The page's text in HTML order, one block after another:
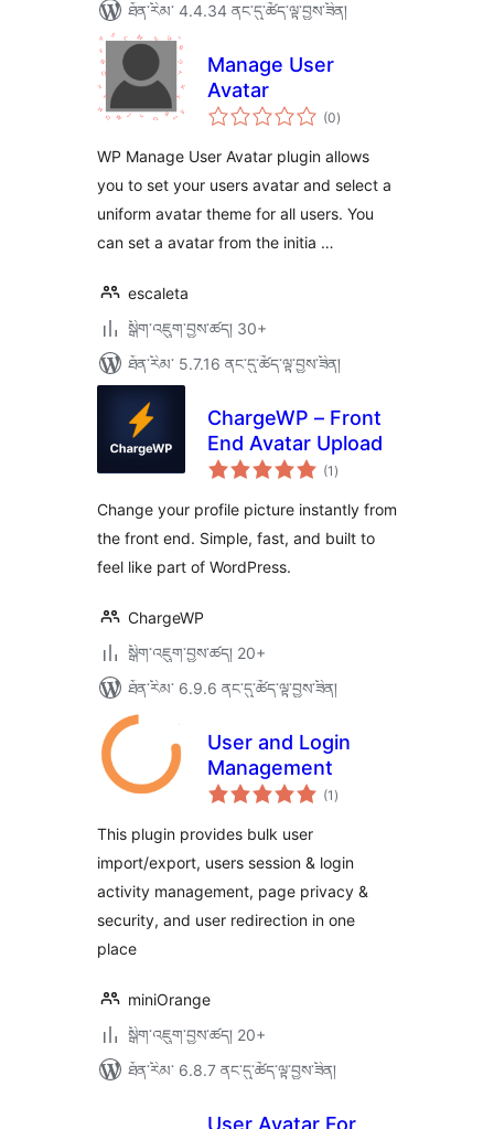
ཐོན་རིམ་ 4.4.34 ནང་དུ་ཚོད་ལྟ་བྱས་ཟིན།
Manage User
Avatar
(0གདེང་
འཇོག་
ཚང་།
)
WP Manage User Avatar plugin allows
you to set your users avatar and select a
uniform avatar theme for all users. You
can set a avatar from the initia …
escaleta
སྒྲིག་འཇུག་བྱས་ཚད། 30+
ཐོན་རིམ་ 5.7.16 ནང་དུ་ཚོད་ལྟ་བྱས་ཟིན།
ChargeWP – Front
End Avatar Upload
(1 གདེང་
འཇོག་
ཚང་།
)
Change your profile picture instantly from
the front end. Simple, fast, and built to
feel like part of WordPress.
ChargeWP
སྒྲིག་འཇུག་བྱས་ཚད། 20+
ཐོན་རིམ་ 6.9.6 ནང་དུ་ཚོད་ལྟ་བྱས་ཟིན།
User and Login
Management
(1 གདེང་
འཇོག་
)
This plugin provides bulk user
import/export, users session & login
activity management, page privacy &
security, and user redirection in one
place
miniOrange
སྒྲིག་འཇུག་བྱས་ཚད། 20+
ཐོན་རིམ་ 6.8.7 ནང་དུ་ཚོད་ལྟ་བྱས་ཟིན།
User Avatar For